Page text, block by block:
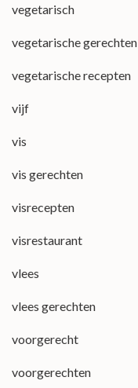
vegetarisch
vegetarische gerechten
vegetarische recepten
vijf
vis
vis gerechten
visrecepten
visrestaurant
vlees
vlees gerechten
voorgerecht
voorgerechten